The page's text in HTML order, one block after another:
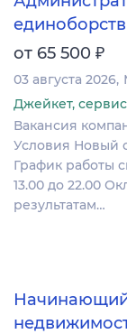
единоборств
от 65 500 ₽
03 августа 2026
Джейкет,
Вакансия
Условия Новый
График работы
13.00 до 22.00
результатам…
Начинающий